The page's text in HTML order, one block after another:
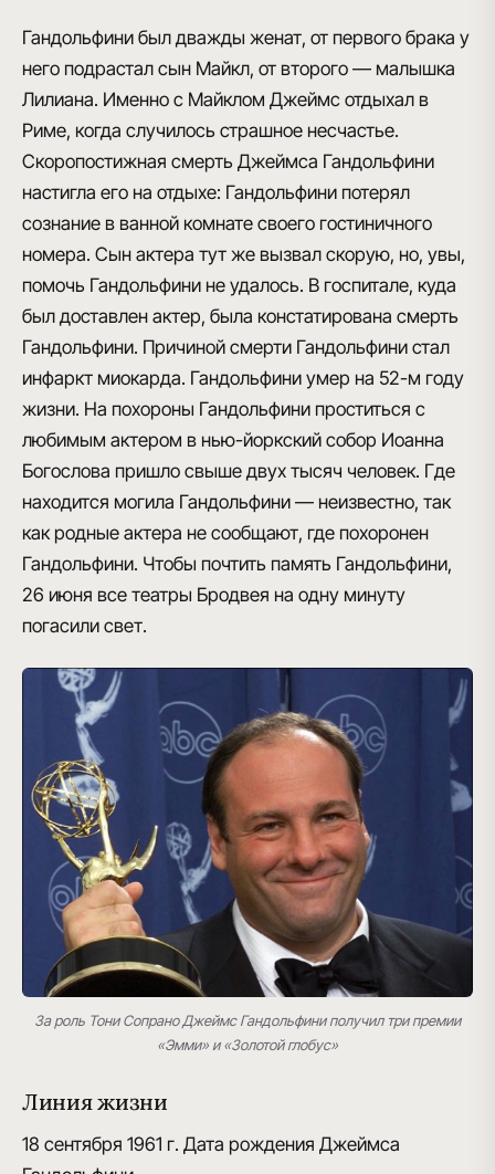
Гандольфини был дважды женат, от первого брака у
него подрастал сын Майкл, от второго — малышка
Лилиана. Именно с Майклом Джеймс отдыхал в
Риме, когда случилось страшное несчастье.
Скоропостижная смерть Джеймса Гандольфини
настигла его на отдыхе: Гандольфини потерял
сознание в ванной комнате своего гостиничного
номера. Сын актера тут же вызвал скорую, но, увы,
помочь Гандольфини не удалось. В госпитале, куда
был доставлен актер, была констатирована смерть
Гандольфини. Причиной смерти Гандольфини стал
инфаркт миокарда. Гандольфини умер на 52-м году
жизни. На похороны Гандольфини проститься с
любимым актером в нью-йоркский собор Иоанна
Богослова пришло свыше двух тысяч человек. Где
находится могила Гандольфини — неизвестно, так
как родные актера не сообщают, где похоронен
Гандольфини. Чтобы почтить память Гандольфини,
26 июня все театры Бродвея на одну минуту
погасили свет.
За роль Тони Сопрано Джеймс Гандольфини получил три премии
«Эмми» и «Золотой глобус»
Линия жизни
18 сентября 1961 г. Дата рождения Джеймса